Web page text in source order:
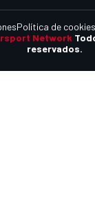
Network
reservados.
Política de cookies